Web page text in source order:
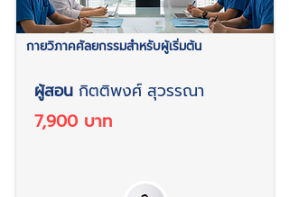
กายวิภาคศัลยกรรมสำหรับผู้เริ่มต้น
ผู้สอน กิตติพงศ์ สุวรรณา
7,900 บาท